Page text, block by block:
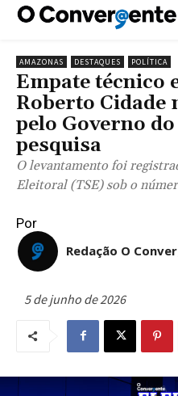
AMAZONAS DESTAQUES POLÍTICA
Empate técnico
Roberto Cidade
pelo Governo
pesquisa
O levantamento foi
Eleitoral (TSE) sob o
Por
Redação O
5 de junho de 2026